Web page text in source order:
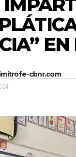
cbnr.com